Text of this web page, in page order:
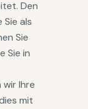
Den
als
Sie
Sie in
Ihre
mit